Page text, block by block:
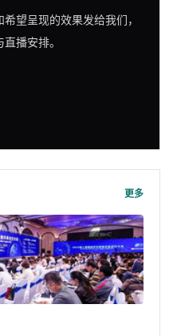
望呈现的效果发给我们，
播安排。
更多